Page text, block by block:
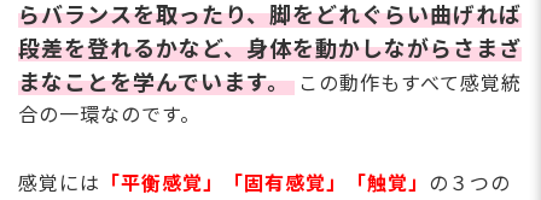
らバランスを取ったり、脚をどれぐらい曲げれば
段差を登れるかなど、⾝体を動かしながらさまざ
まなことを学んでいます。 この動作もすべて感覚統
合の⼀環なのです。
感覚には 「平衡感覚」「固有感覚」「触覚」 の３つの